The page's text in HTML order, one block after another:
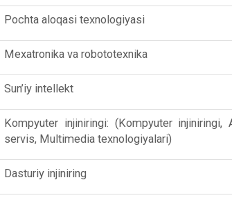
Pochta aloqasi texnologiyasi
Mexatronika va robototexnika
Sun’iy intellekt
Kompyuter injiniringi: (Kompyuter injiniringi,
servis, Multimedia texnologiyalari)
Dasturiy injiniring